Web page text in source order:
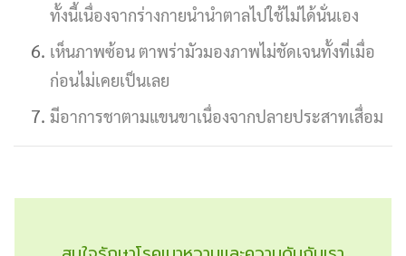
ทั้งนี้เนื่องจากร่างกายนำนำตาลไปใช้ไม่ได้นั่นเอง
เห็นภาพซ้อน ตาพร่ามัวมองภาพไม่ชัดเจนทั้งที่เมื่อ
ก่อนไม่เคยเป็นเลย
มีอาการชาตามแขนขาเนื่องจากปลายประสาทเสื่อม